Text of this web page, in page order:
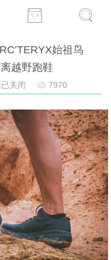
始祖鸟
越野跑鞋
关闭 7970